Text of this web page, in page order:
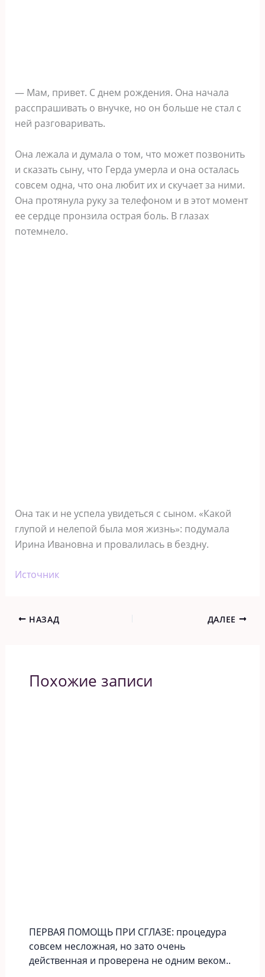
— Мам, привет. С днем рождения. Она начала
расспрашивать о внучке, но он больше не стал с
ней разговаривать.
Она лежала и думала о том, что может позвонить
и сказать сыну, что Герда умерла и она осталась
совсем одна, что она любит их и скучает за ними.
Она протянула руку за телефоном и в этот момент
ее сердце пронзила острая боль. В глазах
потемнело.
Она так и не успела увидеться с сыном. «Какой
глупой и нелепой была моя жизнь»: подумала
Ирина Ивановна и провалилась в бездну.
Источник
НАЗАД ДАЛЕЕ
Похожие записи
ПЕРВАЯ ПОМОЩЬ ПРИ СГЛАЗЕ: процедура
совсем несложная, но зато очень
действенная и проверена не одним веком..